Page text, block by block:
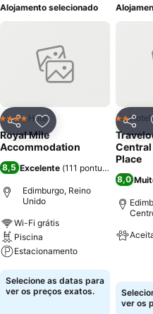
Alojamento selecionado
PartilharAdicionar aos
4 EstrelasHotel
Royal Mile
Accommodation
8,5 Excelente (111 pontuações
Edimburgo, Reino
Unido
Wi-Fi grátis
Piscina
Estacionamento
Ver preços
Selecione as datas para
ver os preços exatos.
2 Estrelas
Hotel
Place
8,0
ver os